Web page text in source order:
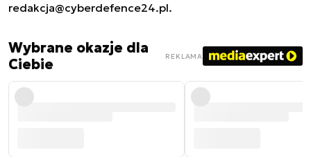
redakcja@cyberdefence24.pl.
Wybrane okazje dla
Ciebie
REKLAMA